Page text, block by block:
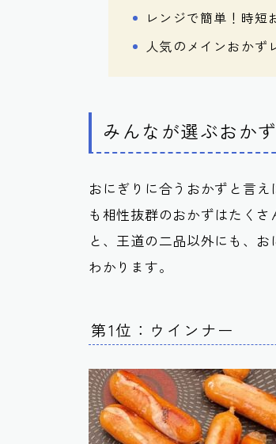
レンジで簡単！時短
人気のメインおかず
みんなが選ぶおか
おにぎりに合うおかずと言
も相性抜群のおかずはたく
と、王道の二品以外にも、
わかります。
第1位：ウインナー